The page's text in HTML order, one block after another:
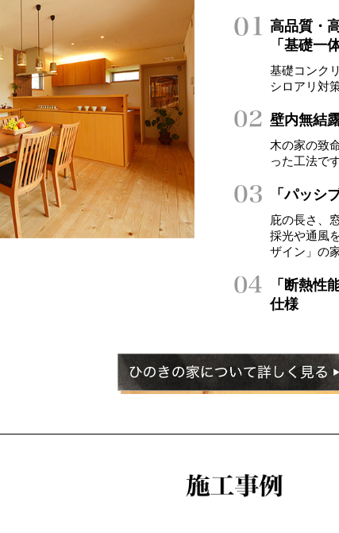
高品質・
「基礎一
基礎コンク
シロアリ対
壁内無結
木の家の致
った工法です
「パッシ
庇の長さ、
採光や通風
ザイン」の
「断熱性
仕様